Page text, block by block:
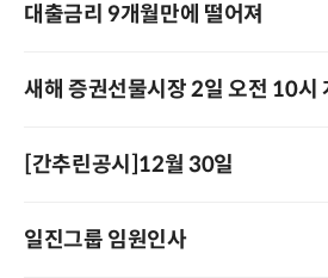
대출금리 9개월만에 떨어져
새해 증권선물시장 2일 오전 10시
[간추린공시]12월 30일
일진그룹 임원인사